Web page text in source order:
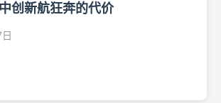
创新航狂奔的代价